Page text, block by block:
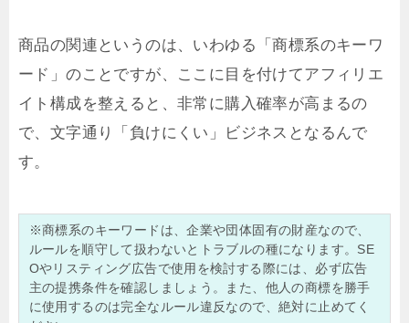
商品の関連というのは、いわゆる「商標系のキーワ
ード」のことですが、ここに目を付けてアフィリエ
イト構成を整えると、非常に購入確率が高まるの
で、文字通り「負けにくい」ビジネスとなるんで
す。
※商標系のキーワードは、企業や団体固有の財産なので、
ルールを順守して扱わないとトラブルの種になります。SE
Oやリスティング広告で使用を検討する際には、必ず広告
主の提携条件を確認しましょう。また、他人の商標を勝手
に使用するのは完全なルール違反なので、絶対に止めてく